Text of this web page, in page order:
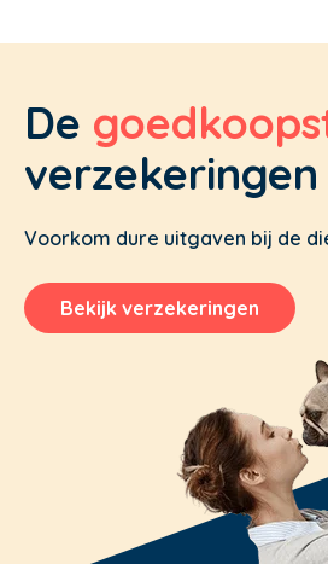
De
verzekeringen
Voorkom dure uitgaven bij de
Bekijk verzekeringen